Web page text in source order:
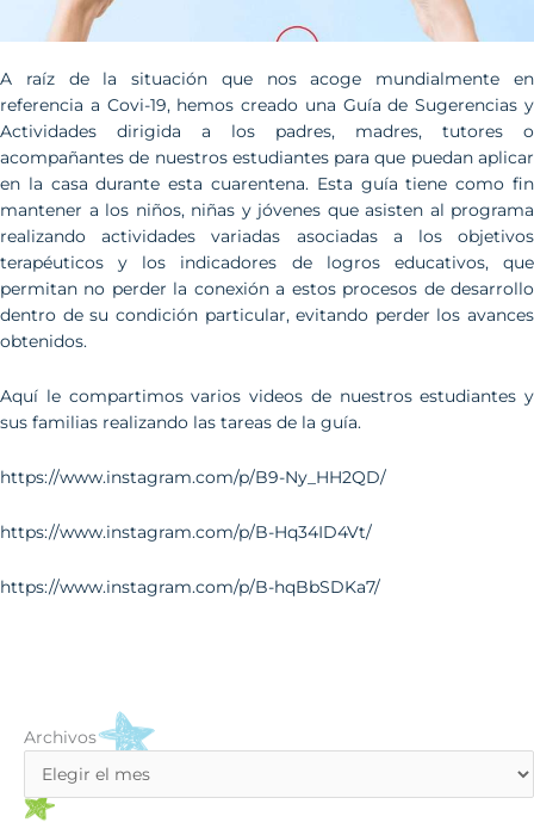
A raíz de la situación que nos acoge mundialmente en
referencia a Covi-19, hemos creado una Guía de Sugerencias y
Actividades dirigida a los padres, madres, tutores o
acompañantes de nuestros estudiantes para que puedan aplicar
en la casa durante esta cuarentena. Esta guía tiene como fin
mantener a los niños, niñas y jóvenes que asisten al programa
realizando actividades variadas asociadas a los objetivos
terapéuticos y los indicadores de logros educativos, que
permitan no perder la conexión a estos procesos de desarrollo
dentro de su condición particular, evitando perder los avances
obtenidos.
Aquí le compartimos varios videos de nuestros estudiantes y
sus familias realizando las tareas de la guía.
https://www.instagram.com/p/B9-Ny_HH2QD/
https://www.instagram.com/p/B-Hq34ID4Vt/
https://www.instagram.com/p/B-hqBbSDKa7/
Archivos
Archivos